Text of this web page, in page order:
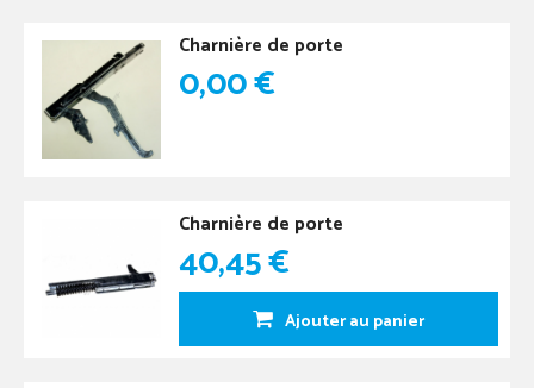
Charnière de porte
0,00 €
Charnière de porte
40,45 €
Ajouter au panier